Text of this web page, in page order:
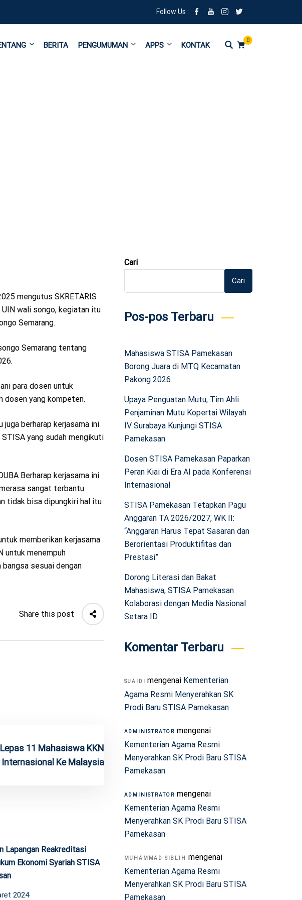
Follow Us :
0
BERITA PENGUMUMAN APPS KONTAK
mengutus SKRETARIS
UIN wali songo, kegiatan itu
Semarang.
Semarang tentang
para dosen untuk
dosen yang kompeten.
berharap kerjasama ini
yang sudah mengikuti
Berharap kerjasama ini
sangat terbantu
tidak bisa dipungkiri hal itu
memberikan kerjasama
untuk menempuh
sesuai dengan
Share this post
11 Mahasiswa KKN
Internasional Ke Malaysia
Lapangan Reakreditasi
Ekonomi Syariah STISA
2024
Cari
Cari
Pos-pos Terbaru
Mahasiswa STISA Pamekasan
Borong Juara di MTQ Kecamatan
Pakong 2026
Upaya Penguatan Mutu, Tim Ahli
Penjaminan Mutu Kopertai Wilayah
IV Surabaya Kunjungi STISA
Pamekasan
Dosen STISA Pamekasan Paparkan
Peran Kiai di Era AI pada Konferensi
Internasional
STISA Pamekasan Tetapkan Pagu
Anggaran TA 2026/2027, WK II:
“Anggaran Harus Tepat Sasaran dan
Berorientasi Produktifitas dan
Prestasi”
Dorong Literasi dan Bakat
Mahasiswa, STISA Pamekasan
Kolaborasi dengan Media Nasional
Setara ID
Komentar Terbaru
SUAIDI mengenai Kementerian
Agama Resmi Menyerahkan SK
Prodi Baru STISA Pamekasan
ADMINISTRATOR mengenai
Kementerian Agama Resmi
Menyerahkan SK Prodi Baru STISA
Pamekasan
ADMINISTRATOR mengenai
Kementerian Agama Resmi
Menyerahkan SK Prodi Baru STISA
Pamekasan
MUHAMMAD SIBLIH
mengenai
Kementerian Agama Resmi
Menyerahkan SK Prodi Baru STISA
Pamekasan